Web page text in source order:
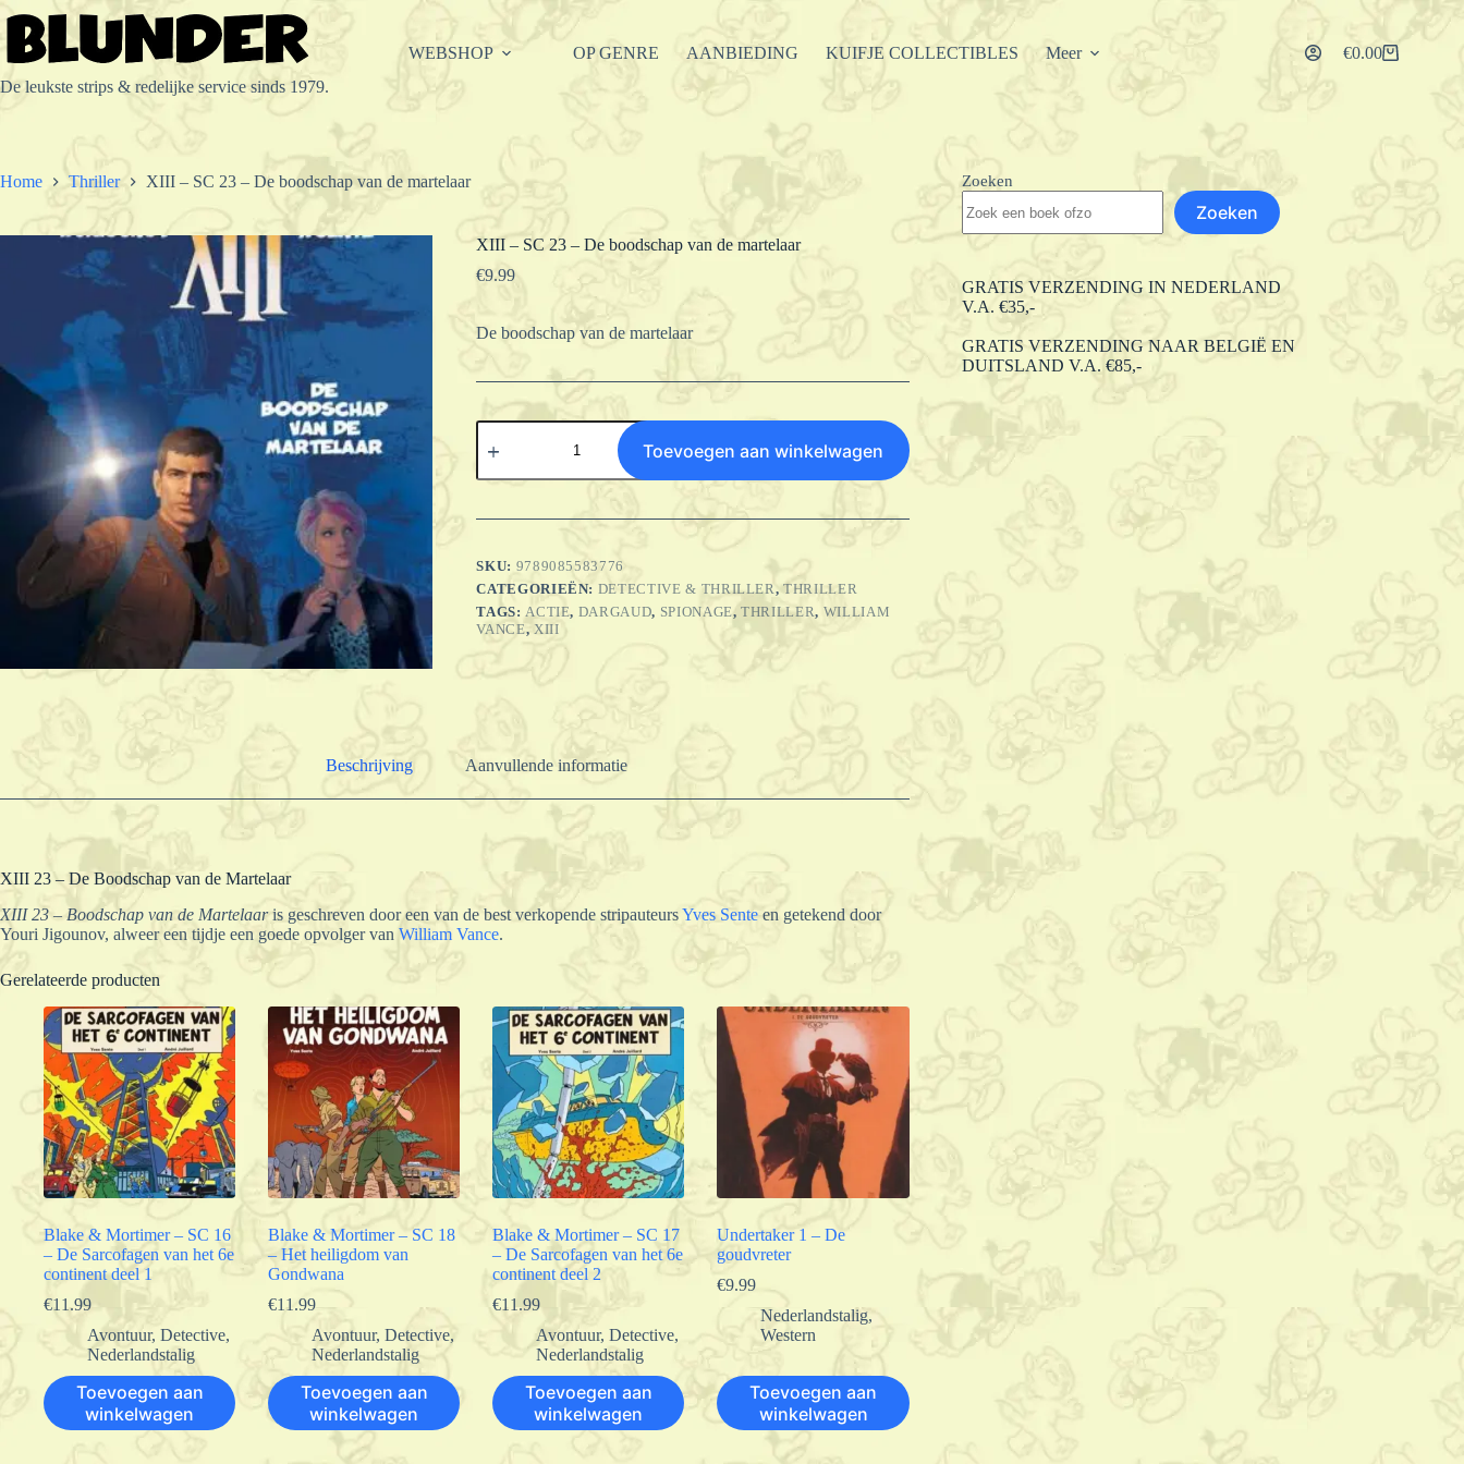
Ga
naar
inhoud
De leukste strips & redelijke service sinds 1979.
WEBSHOP OP GENRE AANBIEDING KUIFJE COLLECTIBLES Meer Winkelwagen
€0.00
Home Thriller XIII – SC 23 – De boodschap van de martelaar
XIII – SC 23 – De boodschap van de martelaar
€9.99
De boodschap van de martelaar
XIII
23
De
van
de
martelaar
aantal
Toevoegen aan winkelwagen
SKU: 9789085583776
CATEGORIEËN: DETECTIVE & THRILLER,THRILLER
TAGS:ACTIE, DARGAUD, SPIONAGE,THRILLER, WILLIAM
VANCE, XIII
Beschrijving Aanvullende informatie
XIII 23 – De Boodschap van de Martelaar
XIII 23 – Boodschap van de Martelaaris geschreven door een van de best verkopende stripauteursYves Sente en getekend door
Youri Jigounov, alweer een tijdje een goede opvolger van William Vance.
Gerelateerde producten
Blake & Mortimer – SC 16
– De Sarcofagen van het 6e
continent deel 1
€11.99
Avontuur, Detective,
Nederlandstalig
Toevoegen aan
winkelwagen
Blake & Mortimer – SC 18
– Het heiligdom van
Gondwana
€11.99
Avontuur,Detective,
Nederlandstalig
Toevoegen aan
winkelwagen
Blake & Mortimer – SC 17
– De Sarcofagen van het 6e
continent deel 2
€11.99
Avontuur,Detective,
Nederlandstalig
Toevoegen aan
winkelwagen
Undertaker 1 – De
goudvreter
€9.99
Nederlandstalig,
Western
Toevoegen aan
winkelwagen
Zoeken
Zoeken
GRATIS VERZENDING IN NEDERLAND
V.A. €35,-
GRATIS VERZENDING NAAR BELGIË EN
DUITSLAND V.A. €85,-